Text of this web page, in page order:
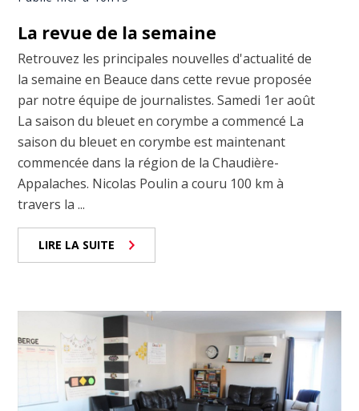
La revue de la semaine
Retrouvez les principales nouvelles d'actualité de
la semaine en Beauce dans cette revue proposée
par notre équipe de journalistes. Samedi 1er août
La saison du bleuet en corymbe a commencé La
saison du bleuet en corymbe est maintenant
commencée dans la région de la Chaudière-
Appalaches. Nicolas Poulin a couru 100 km à
travers la ...
LIRE LA SUITE